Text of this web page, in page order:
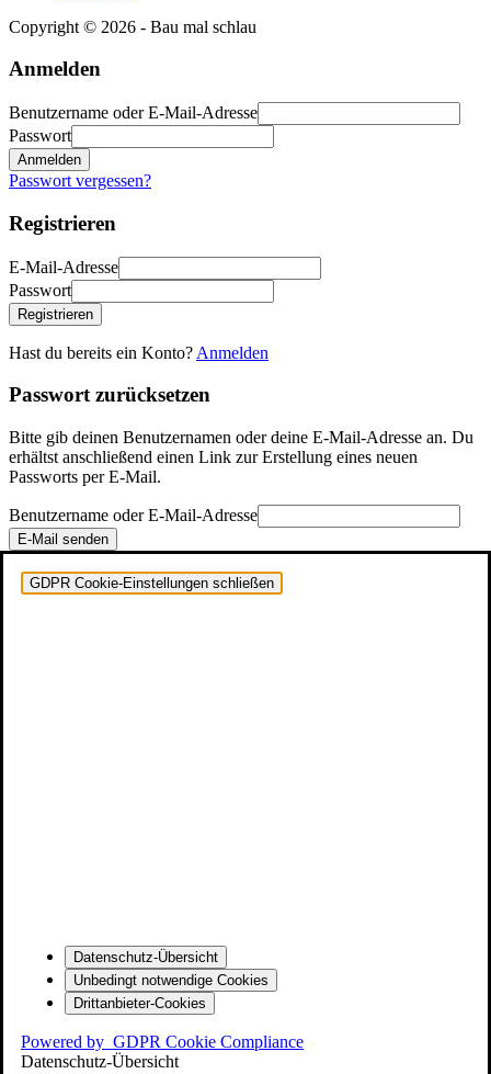
Copyright © 2026 - Bau mal schlau
Anmelden
Benutzername oder E-Mail-Adresse
Passwort
Anmelden
Passwort vergessen?
Registrieren
E-Mail-Adresse
Passwort
Registrieren
Hast du bereits ein Konto? Anmelden
Passwort zurücksetzen
Bitte gib deinen Benutzernamen oder deine E-Mail-Adresse an. Du
erhältst anschließend einen Link zur Erstellung eines neuen
Passworts per E-Mail.
Benutzername oder E-Mail-Adresse
E-Mail senden
GDPR Cookie-Einstellungen schließen
Datenschutz-Übersicht
Unbedingt notwendige Cookies
Drittanbieter-Cookies
Powered by GDPR Cookie Compliance
Datenschutz-Übersicht